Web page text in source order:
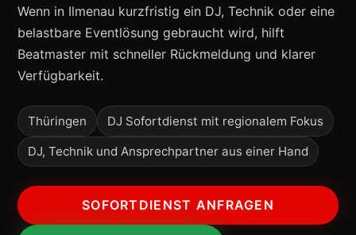
Wenn in Ilmenau kurzfristig ein DJ, Technik oder eine
belastbare Eventlösung gebraucht wird, hilft
Beatmaster mit schneller Rückmeldung und klarer
Verfügbarkeit.
Thüringen DJ Sofortdienst mit regionalem Fokus
DJ, Technik und Ansprechpartner aus einer Hand
SOFORTDIENST ANFRAGEN